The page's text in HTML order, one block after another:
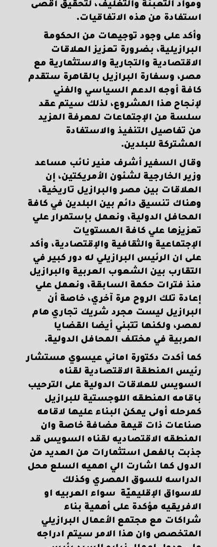
ومواد التعبئة والتغليف، لتحقيق أقصى
استفادة من هذه الاتفاقيات.
وأكد على وجود توجيهات من الحكومة
البرازيلية، بضرورة تعزيز العلاقات
الاقتصادية والتجارية والاستثمارية مع
مصر، وسفارة البرازيل بالقاهرة ستقدم
كافة أوجه الدعم السياسي والفني
لإنجاح هذا المشروع، لذلك سيتم عقد
سلسة من الإجتماعات لمعرفة المزيد
من تفاصيل التنفيذ والاستفادة
المشتركة للبلدين.
وقال السفير أشرف منير نائب مساعد
وزير الخارجية لشئون الأمريكتين، إن
العلاقات بين مصر والبرازيل تاريخية،
وهناك تنسيق دائم بين البلدين في كافة
المحافل الدولية، ونعمل بإستمرار علي
تعزيزها علي كافة المستويات
الإجتماعية والثقافية والإقتصادية، وأكد
على ان الرئيس البرازيلي له دور كبير في
التقارب بين الشعوب العربية والبرازيل
منذ فترات حكمة السابقة، ونعمل علي
إعادة تلك الروح مرة آخري، خاصة أن
البرازيل ليست مجرد شريك تجاري هام
لمصر، ولكنها تتبني أيضا القضايا
العربية في مختلف المحافل الدولية.
كما أكدت دكتورة اماني عيسوي مستشار
رئيس المنطقة الاقتصادية لقناه
السويس للعلاقات الدولية على الترحيب
باقامه المنطقه اللوجستية للبرازيل
كمرحله أولى يمكن البناء عليها لاقامه
صناعات ذات قيمة مضافة خاصة وان
المنطقه الاقتصاديه لقناه السويس قد
جذبت بالفعل استثمارات من العديد من
الدول كما اشارت الي اهميه السلع محل
الدراسه للسوق المصري وكذلك
للاسواق الإقليميّة سواء العربيه او
الافريقيه مؤكدة على أهمية بناء
شراكات مع مجتمع الأعمال البرازيلي
المتخصص وان هذا الامر سيتم ادراجه